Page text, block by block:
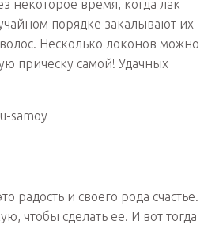
некоторое время, когда лак
порядке закалывают их
Несколько локонов можно
прическу самой! Удачных
samoy
радость и своего рода счастье.
чтобы сделать ее. И вот тогда